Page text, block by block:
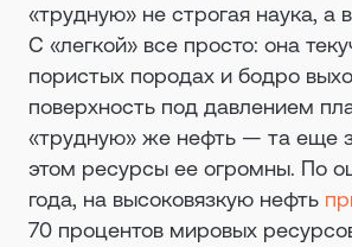
«трудную» не строгая наука, а
С «легкой» все просто: она
пористых породах и бодро
поверхность под давлением
«трудную» же нефть — та еще
этом ресурсы ее огромны. По
года, на высоковязкую нефть
70 процентов мировых